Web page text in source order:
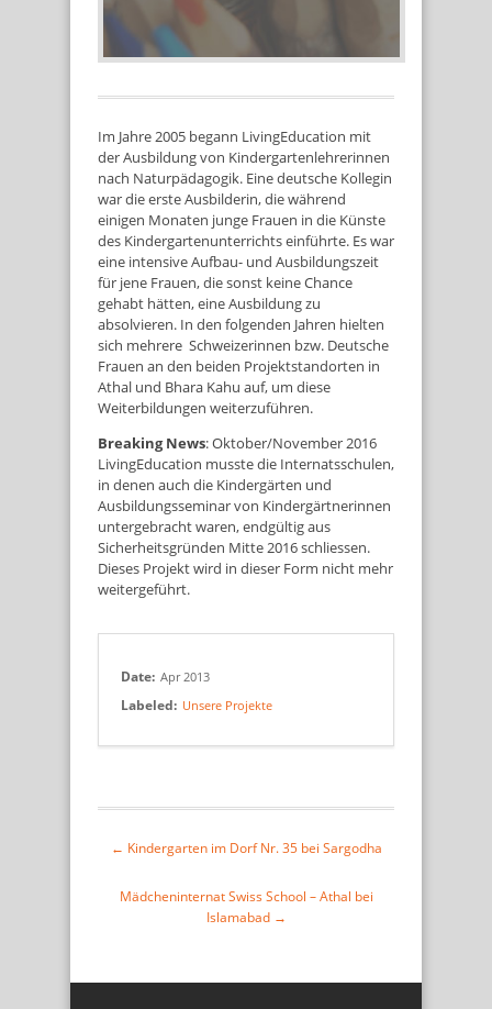
Im Jahre 2005 begann LivingEducation mit
der Ausbildung von Kindergartenlehrerinnen
nach Naturpädagogik. Eine deutsche Kollegin
war die erste Ausbilderin, die während
einigen Monaten junge Frauen in die Künste
des Kindergartenunterrichts einführte. Es war
eine intensive Aufbau- und Ausbildungszeit
für jene Frauen, die sonst keine Chance
gehabt hätten, eine Ausbildung zu
absolvieren. In den folgenden Jahren hielten
sich mehrere Schweizerinnen bzw. Deutsche
Frauen an den beiden Projektstandorten in
Athal und Bhara Kahu auf, um diese
Weiterbildungen weiterzuführen.
Breaking News: Oktober/November 2016
LivingEducation musste die Internatsschulen,
in denen auch die Kindergärten und
Ausbildungsseminar von Kindergärtnerinnen
untergebracht waren, endgültig aus
Sicherheitsgründen Mitte 2016 schliessen.
Dieses Projekt wird in dieser Form nicht mehr
weitergeführt.
Date: Apr 2013
Labeled: Unsere Projekte
← Kindergarten im Dorf Nr. 35 bei Sargodha
Mädcheninternat Swiss School – Athal bei
Islamabad →